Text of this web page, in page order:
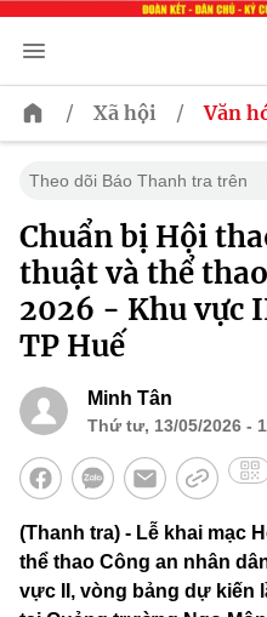
/ Xã hội / Văn
Theo dõi Báo Thanh tra trên
Chuẩn bị Hội
thuật và thể
2026 - Khu vực
TP Huế
Minh Tân
Thứ tư, 13/05/2026 -
(Thanh tra) - Lễ khai mạc
thể thao Công an nhân
vực II, vòng bảng dự kiến